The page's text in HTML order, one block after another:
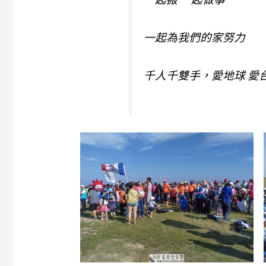
一起為我們的家努力
千人千雙手，愛地球 愛